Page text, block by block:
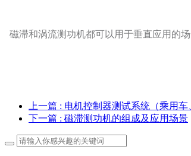
磁滞和涡流测功机都可以用于垂直应用的
上一篇 : 电机控制器测试系统（乘用
下一篇 : 磁滞测功机的组成及应用场景